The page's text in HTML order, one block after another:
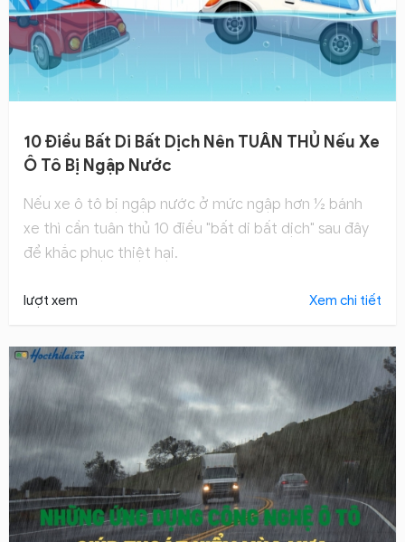
10 Điều Bất Di Bất Dịch Nên TUÂN THỦ Nếu Xe
Ô Tô Bị Ngập Nước
Nếu xe ô tô bị ngập nước ở mức ngập hơn ½ bánh
xe thì cần tuân thủ 10 điều "bất di bất dịch" sau đây
để khắc phục thiệt hại.
lượt xem Xem chi tiết